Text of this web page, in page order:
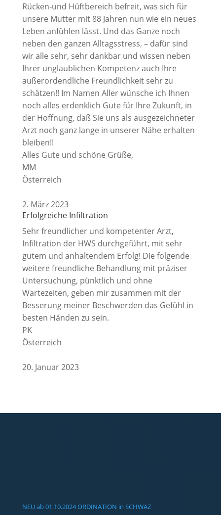
Rücken-und Hüftbereich befreit, was sich für
unsere Mutter mit 88 Jahren nun wie ein neues
Leben anfühlen lässt. Und das Ganze noch
neben den ganzen Alltagsstress, – dafür sind
wir alle sehr, sehr dankbar und wissen neben
Ihrer unglaublichen Kompetenz auch Ihre
außerordendliche Freundlichkeit sehr zu
schätzen!! Im Namen Aller wünsche ich Ihnen
noch alles erdenklich Gute für Ihre Zukunft, in
der Hoffnung, daß Sie uns als ausgezeichneter
Arzt noch ganz lange in unserer Nähe erhalten
bleiben!!
Alles Gute und schöne Grüße,
MM
Österreich
2. März 2023
Erfolgreiche Infiltration
Sehr freundlicher und kompetenter Arzt,
Infiltration der HWS durchgeführt, mit sehr
gutem und anhaltendem Erfolg! Die folgende
weitere freundliche Behandlung mit präziser
Untersuchung, pünktlich und ohne
Wartezeiten, geben mir zusammen mit der
Besserung meiner Beschwerden das Gefühl in
besten Händen zu sein.
PK
Österreich
20. Januar 2023
NEU ab 01.10.2024 ORDINATION in SCHWAZ